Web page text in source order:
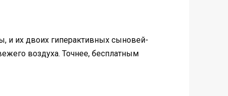
и их двоих гиперактивных сыновей-
воздуха. Точнее, бесплатным